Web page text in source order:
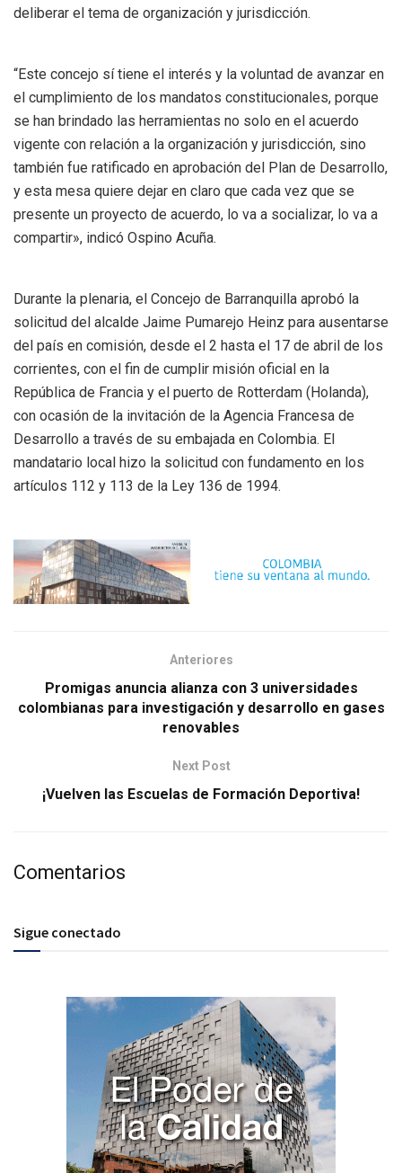
deliberar el tema de organización y jurisdicción.
“Este concejo sí tiene el interés y la voluntad de avanzar en
el cumplimiento de los mandatos constitucionales, porque
se han brindado las herramientas no solo en el acuerdo
vigente con relación a la organización y jurisdicción, sino
también fue ratificado en aprobación del Plan de Desarrollo,
y esta mesa quiere dejar en claro que cada vez que se
presente un proyecto de acuerdo, lo va a socializar, lo va a
compartir», indicó Ospino Acuña.
Durante la plenaria, el Concejo de Barranquilla aprobó la
solicitud del alcalde Jaime Pumarejo Heinz para ausentarse
del país en comisión, desde el 2 hasta el 17 de abril de los
corrientes, con el fin de cumplir misión oficial en la
República de Francia y el puerto de Rotterdam (Holanda),
con ocasión de la invitación de la Agencia Francesa de
Desarrollo a través de su embajada en Colombia. El
mandatario local hizo la solicitud con fundamento en los
artículos 112 y 113 de la Ley 136 de 1994.
Anteriores
Promigas anuncia alianza con 3 universidades
colombianas para investigación y desarrollo en gases
renovables
Next Post
¡Vuelven las Escuelas de Formación Deportiva!
Comentarios
Sigue conectado